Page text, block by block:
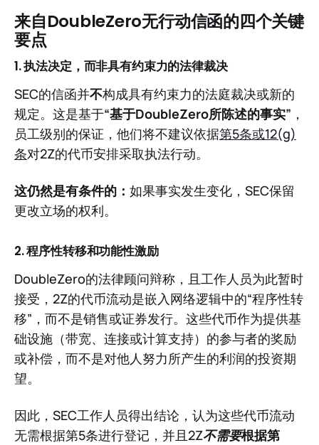
来自DoubleZero无行动信函的四个关键
要点
1. 执法决定，而非具有约束力的法律裁决
SEC的信函并不构成具有约束力的法庭裁决或新的
规定。这是基于“基于DoubleZero所陈述的事实” ，
员工级别的保证，他们将不建议依据第5条或12(g)
条对2Z的代币安排采取执法行动。
这仍然是有条件的： 如果事实发生变化，SEC保留
更改立场的权利。
2. 程序性转移和功能性激励
DoubleZero的法律顾问辩称，且工作人员为此暂时
接受，2Z的代币流动是嵌入网络逻辑中的“程序性转
移”，而不是销售或证券发行。这些代币作为提供基
础设施（带宽、连接或计算支持）的参与者的奖励
或补偿，而不是对他人努力所产生的利润的投资期
望。
因此，SEC工作人员得出结论，认为这些代币流动
无需根据第5条进行登记，并且2Z不需要根据第